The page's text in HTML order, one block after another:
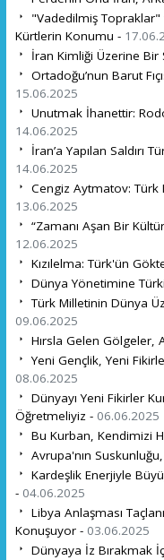
"Vadedilmiş Topraklar"
Kürtlerin Konumu -
İran Kimliği Üzerine Bir
Ortadoğu’nun Barut
15.06.2025
Unutmak İhanettir:
14.06.2025
İran’a Yapılan Saldırı
14.06.2025
Cengiz Aytmatov: Türk
13.06.2025
“Zamanı Aşan Bir
12.06.2025
Kızılelma: Türk'ün
Dünya Yönetimine
Türk Milletinin Dünya
09.06.2025
Hırsla Gelen Gölgeler,
Yeni Gençlik, Yeni
08.06.2025
Dünyayı Yeni Fikirler
Öğretmeliyiz - 06.06.2025
Bu Kurban, Kendimizi
Avrupa'nın Suskunluğu,
Kardeşlik Enerjiyle
- 04.06.2025
Libya Anlaşması
Konuşuyor - 03.06.2025
Dünyaya İz Bırakmak